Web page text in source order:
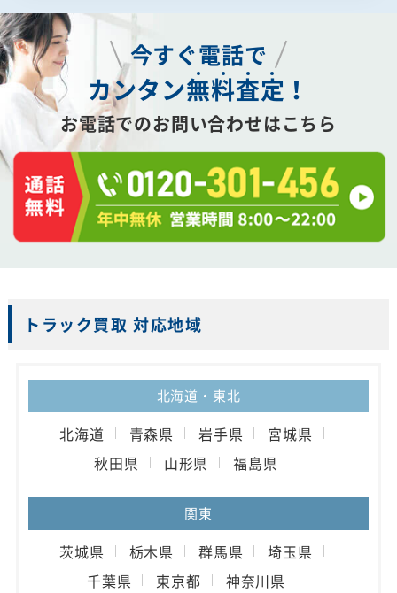
今すぐ電話で
カンタン無料査定 ！
お電話でのお問い合わせはこちら
トラック買取 対応地域
北海道・東北
北海道 青森県 岩手県
宮城県
秋田県
山形県 福島県
関東
茨城県 栃木県 群馬県
埼玉県
千葉県
東京都 神奈川県